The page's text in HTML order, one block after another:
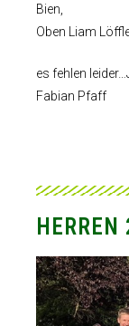
Bien,
Oben Liam
es fehlen
Fabian Pfaff